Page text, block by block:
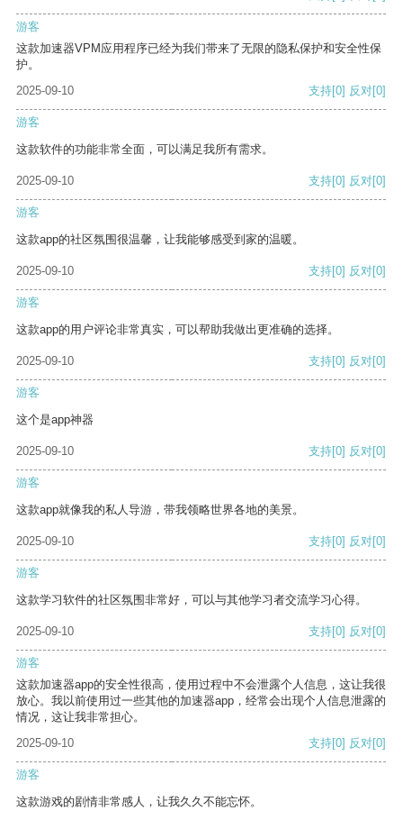
游客
这款加速器VPM应用程序已经为我们带来了无限的隐私保护和安全性保
护。
2025-09-10
支持[0] 反对[0]
游客
这款软件的功能非常全面，可以满足我所有需求。
2025-09-10 支持[0] 反对[0]
游客
这款app的社区氛围很温馨，让我能够感受到家的温暖。
2025-09-10 支持[0] 反对[0]
游客
这款app的用户评论非常真实，可以帮助我做出更准确的选择。
2025-09-10 支持[0] 反对[0]
游客
这个是app神器
2025-09-10 支持[0] 反对[0]
游客
这款app就像我的私人导游，带我领略世界各地的美景。
2025-09-10 支持[0] 反对[0]
游客
这款学习软件的社区氛围非常好，可以与其他学习者交流学习心得。
2025-09-10 支持[0] 反对[0]
游客
这款加速器app的安全性很高，使用过程中不会泄露个人信息，这让我很
放心。我以前使用过一些其他的加速器app，经常会出现个人信息泄露的
情况，这让我非常担心。
2025-09-10
支持[0] 反对[0]
游客
这款游戏的剧情非常感人，让我久久不能忘怀。